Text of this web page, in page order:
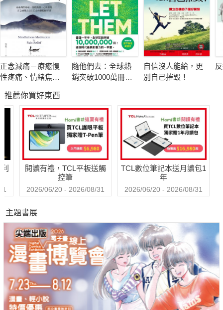
正念減痛－療癒慢
性疼痛、情緒焦
念減壓之父卡巴金
的靜觀練習課
隨他們去：全球熱
銷突破1000萬冊現
巧【附放下執念明
信片圖】
自信沒人能給，更
別自己摧毀！
推薦你買好東西
閱讀有禮，TCL平板送觸
控筆
2026/06/20 - 2026/08/31
TCL數位筆記本送月讀包1
年
2026/06/20 - 2026/08/31
主題書展